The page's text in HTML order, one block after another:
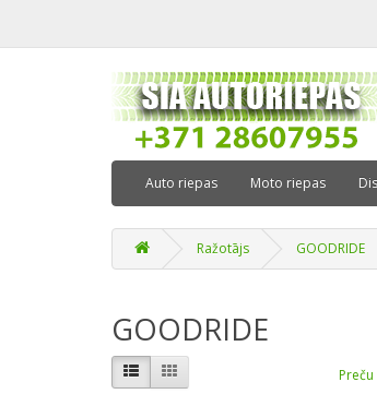
Auto riepas Moto riepas
Ražotājs GOODRIDE
GOODRIDE